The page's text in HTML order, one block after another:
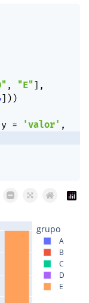
grupo
A
B
C
D
E
, "E"] ,
] ) )
y = 'valor' ,